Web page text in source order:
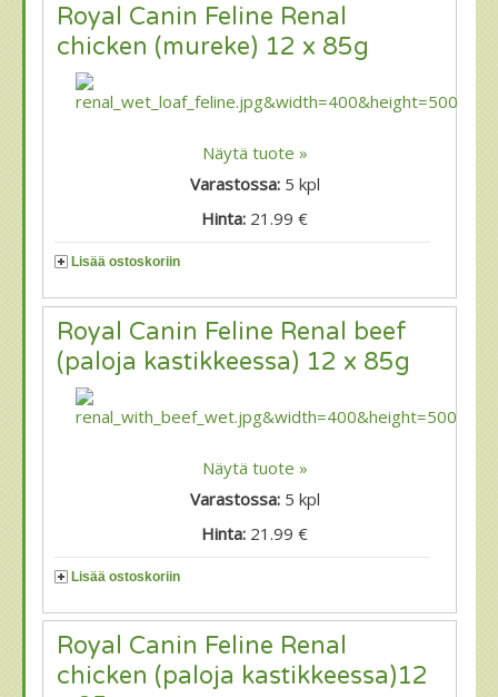
Royal Canin Feline Renal
chicken (mureke) 12 x 85g
Näytä tuote »
Varastossa: 5 kpl
Hinta: 21.99 €
Lisää ostoskoriin
Royal Canin Feline Renal beef
(paloja kastikkeessa) 12 x 85g
Näytä tuote »
Varastossa: 5 kpl
Hinta: 21.99 €
Lisää ostoskoriin
Royal Canin Feline Renal
chicken (paloja kastikkeessa)12